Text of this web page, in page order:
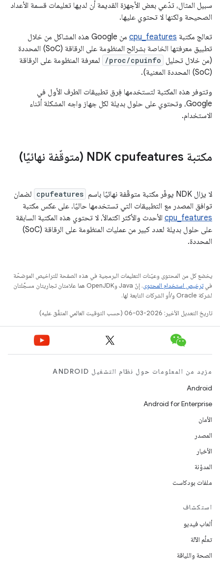
سبيل المثال، تدّعي بعض الأجهزة القديمة أن لديها تعليمات قسمة الأعداد
الصحيحة ولكنها لا تحتوي عليها.
تعالج مكتبة cpu_features
من Google هذه المشاكل من خلال
تطبيق معرفتها الخاصة بشرائح المنظومة على الرقاقة (SoC) المحددة
(من خلال تحليل /proc/cpuinfo
لمعرفة المنظومة على الرقاقة
(SoC) المحددة المعنية).
وتتوفر هذه المكتبة لتستخدمها فِرق تطبيقات الطرف الأول في
Google، وتحتوي على حلول بديلة لكل جهاز واجه المشكلة أثناء
الاستخدام.
مكتبة NDK cpufeatures (متوقّفة نهائيًا)
لا يزال NDK يوفّر مكتبة متوقّفة نهائيًا باسم cpufeatures لضمان
توافق المصدر مع التطبيقات التي تستخدمها حاليًا. على عكس مكتبة
cpu_features الأحدث والأكثر اكتمالاً، لا تحتوي هذه المكتبة السابقة
على حلول بديلة لعدد كبير من عمليات المنظومة على الرقاقة (SoC)
المحددة.
يخضع كل من المحتوى وعيّنات التعليمات البرمجية في هذه الصفحة للتراخيص الموضحّة
فيترخيص استخدام المحتوى
. إنّ Java وOpenJDK هما علامتان تجاريتان مسجَّلتان
لشركة Oracle و/أو الشركات التابعة لها.
تاريخ التعديل الأخير: 2026-03-06 (حسب التوقيت العالمي المتفَّق عليه)
مزيد من المعلومات حول نظام التشغيل ANDROID
Android
Android for Enterprise
الأمان
المصدر
الأخبار
المدوّنة
ملفات بودكاست
استكشاف
ألعاب فيديو
تعلُم الآلة
الصحة واللياقة